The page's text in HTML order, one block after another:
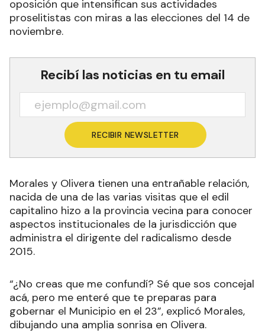
oposición que intensifican sus actividades
proselitistas con miras a las elecciones del 14 de
noviembre.
Recibí las noticias en tu email
RECIBIR NEWSLETTER
Morales y Olivera tienen una entrañable relación,
nacida de una de las varias visitas que el edil
capitalino hizo a la provincia vecina para conocer
aspectos institucionales de la jurisdicción que
administra el dirigente del radicalismo desde
2015.
“¿No creas que me confundí? Sé que sos concejal
acá, pero me enteré que te preparas para
gobernar el Municipio en el 23”, explicó Morales,
dibujando una amplia sonrisa en Olivera.